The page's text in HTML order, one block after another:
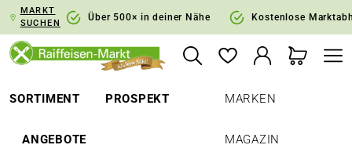
Zur Hauptnavigation springen
MARKT
SUCHEN
Über 500× in deiner Nähe Kostenlose
SORTIMENT PROSPEKT
ANGEBOTE
MARKEN
MAGAZIN